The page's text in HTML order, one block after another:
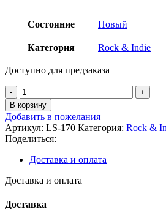
Состояние Новый
Категория Rock & Indie
Доступно для предзаказа
Количество
товара
Various
Artists
-
HIM
Limited
Edition
180g
В корзину
Добавить в пожелания
Артикул: LS-170 Категория: Rock &
Поделиться:
Доставка и оплата
Доставка и оплата
Доставка